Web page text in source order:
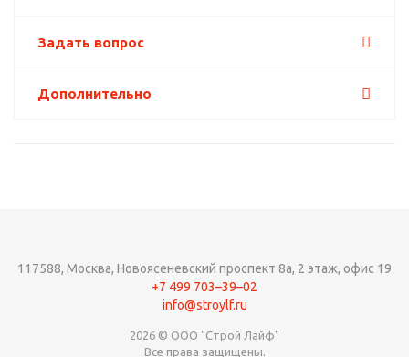
Задать вопрос
Дополнительно
117588, Москва, Новоясеневский проспект 8а, 2 этаж, офис 19
+7 499 703–39–02
info@stroylf.ru
2026 © ООО "Строй Лайф"
Все права защищены.